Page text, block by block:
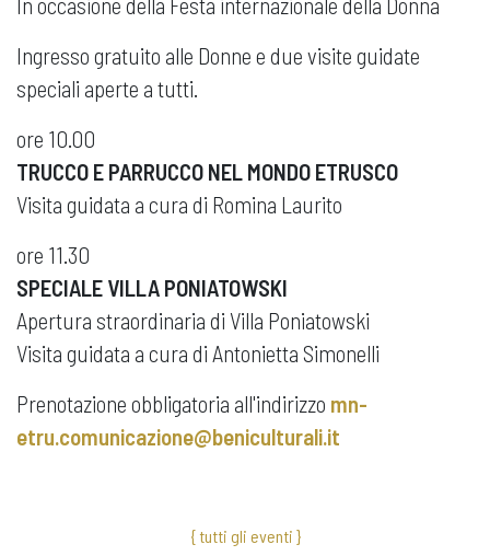
Ingresso gratuito alle Donne e due visite guidate
speciali aperte a tutti.
ore 10.00
TRUCCO E PARRUCCO NEL MONDO ETRUSCO
Visita guidata a cura di Romina Laurito
ore 11.30
SPECIALE VILLA PONIATOWSKI
Apertura straordinaria di Villa Poniatowski
Visita guidata a cura di Antonietta Simonelli
Prenotazione obbligatoria all'indirizzo mn-
etru.comunicazione@beniculturali.it
{ tutti gli eventi }